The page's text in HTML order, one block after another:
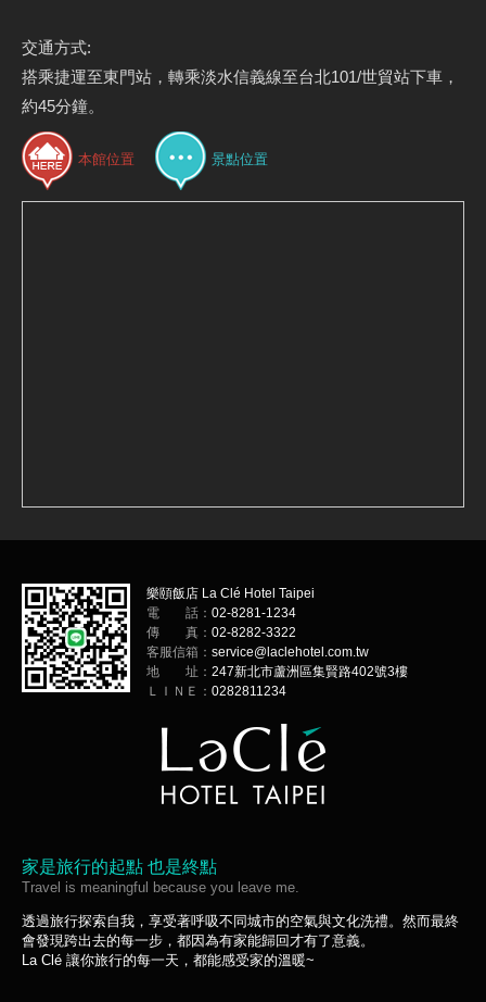
交通方式:
搭乘捷運至東門站，轉乘淡水信義線至台北101/世貿站下車，
約45分鐘。
本館位置 景點位置
樂頤飯店 La Clé Hotel Taipei
電 話： 02-8281-1234
傳 真： 02-8282-3322
客服信箱： service@laclehotel.com.tw
地 址： 247新北市蘆洲區集賢路402號3樓
ＬＩＮＥ： 0282811234
家是旅行的起點 也是終點
Travel is meaningful because you leave me.
透過旅行探索自我，享受著呼吸不同城市的空氣與文化洗禮。然而最終
會發現跨出去的每一步，都因為有家能歸回才有了意義。
La Clé 讓你旅行的每一天，都能感受家的溫暖~